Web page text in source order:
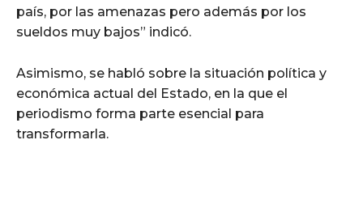
país, por las amenazas pero además por los
sueldos muy bajos” indicó.
Asimismo, se habló sobre la situación política y
económica actual del Estado, en la que el
periodismo forma parte esencial para
transformarla.